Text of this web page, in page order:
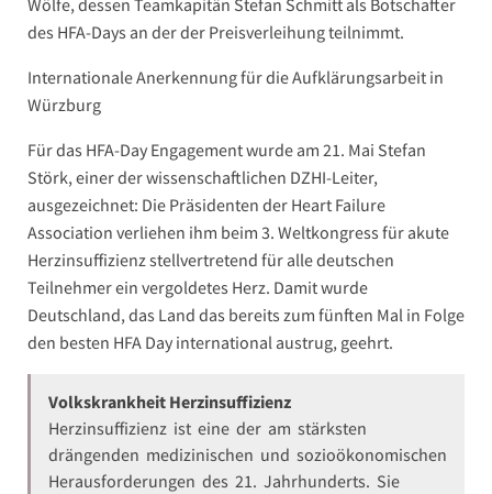
Wölfe, dessen Teamkapitän Stefan Schmitt als Botschafter
des HFA-Days an der der Preisverleihung teilnimmt.
Internationale Anerkennung für die Aufklärungsarbeit in
Würzburg
Für das HFA-Day Engagement wurde am 21. Mai Stefan
Störk, einer der wissenschaftlichen DZHI-Leiter,
ausgezeichnet: Die Präsidenten der Heart Failure
Association verliehen ihm beim 3. Weltkongress für akute
Herzinsuffizienz stellvertretend für alle deutschen
Teilnehmer ein vergoldetes Herz. Damit wurde
Deutschland, das Land das bereits zum fünften Mal in Folge
den besten HFA Day international austrug, geehrt.
Volkskrankheit Herzinsuffizienz
Herzinsuffizienz ist eine der am stärksten
drängenden medizinischen und sozioökonomischen
Herausforderungen des 21. Jahrhunderts. Sie